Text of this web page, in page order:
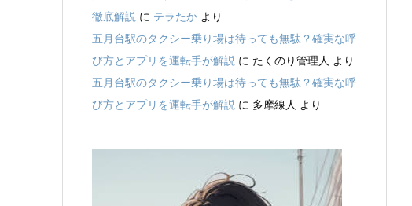
徹底解説 に テラたか より
五月台駅のタクシー乗り場は待っても無駄？確実な呼
び方とアプリを運転手が解説 に たくのり管理人 より
五月台駅のタクシー乗り場は待っても無駄？確実な呼
び方とアプリを運転手が解説 に 多摩線人 より